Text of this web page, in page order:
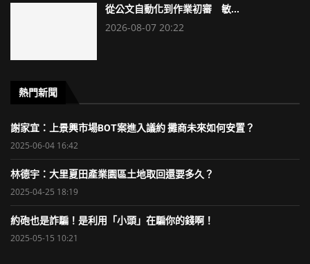
從公文自動化到作業初審 敏...
2026-08-07 20:22
熱門新聞
謝家宜：上景興市場BOT案進入議約 攤商未來如何安置？
2025-06-04 16:42
林德宇：大里夏田產業園區土地取回還要多久？
2025-04-25 18:19
約砲也是詐騙！是利用「小頭」在騙你的錢啊！
2025-05-15 10:21